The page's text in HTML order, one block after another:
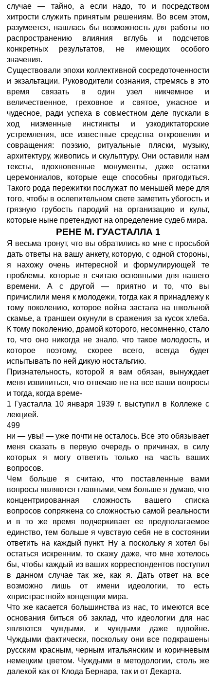
случае — тайно, а если надо, то и посредством
хитрости служить принятым решениям. Во всем этом,
разумеется, нашлась бы возможность для работы по
распространению влияния вглубь и подсчетов
конкретных результатов, не имеющих особого
значения.
Существовали эпохи коллективной сосредоточенности
и экзальтации. Руководители сознания, стремясь в это
время связать в один узел никчемное и
величественное, греховное и святое, ужасное и
чудесное, ради успеха в совместном деле пускали в
ход низменные инстинкты и узкодиктаторские
устремления, все известные средства откровения и
совращения: поэзию, ритуальные пляски, музыку,
архитектуру, живопись и скульптуру. Они оставили нам
тексты, вдохновенные монументы, даже остатки
церемониалов, которые еще способны пригодиться.
Такого рода пережитки послужат по меньшей мере для
того, чтобы в ослепительном свете заметить убогость и
грязную грубость пародий на организацию и культ,
которые ныне претендуют на определение судеб мира.
РЕНЕ М. ГУАСТАЛЛА 1
Я весьма тронут, что вы обратились ко мне с просьбой
дать ответы на вашу анкету, которую, с одной стороны,
я нахожу очень интересной и формулирующей те
проблемы, которые я считаю основными для нашего
времени. А с другой — приятно и то, что вы
причислили меня к молодежи, тогда как я принадлежу к
тому поколению, которое война застала на школьной
скамье, а траншеи окунули в сражения за кусок хлеба.
К тому поколению, драмой которого, несомненно, стало
то, что оно никогда не знало, что такое молодость, и
которое поэтому, скорее всего, всегда будет
испытывать по ней дикую ностальгию.
Признательность, которой я вам обязан, вынуждает
меня извиниться, что отвечаю не на все ваши вопросы
и тогда, когда време-
1 Гуасталла 10 января 1939 г. выступил в Коллеже с
лекцией.
499
ни — увы! — уже почти не осталось. Все это обязывает
меня сказать в первую очередь о причинах, в силу
которых я могу ответить только на часть ваших
вопросов.
Чем больше я считаю, что поставленные вами
вопросы являются главными, чем больше я думаю, что
концентрированная сложность вашего списка
вопросов сопряжена со сложностью самой реальности
и в то же время подчеркивает ее предполагаемое
единство, тем больше я чувствую себя не в состоянии
ответить на каждый пункт. Ну а поскольку я хотел бы
остаться искренним, то скажу даже, что мне хотелось
бы, чтобы каждый из ваших корреспондентов поступил
в данном случае так же, как я. Дать ответ на все
возможно лишь от имени идеологии, то есть
«пристрастной» концепции мира.
Что же касается большинства из нас, то имеются все
основания биться об заклад, что идеологии для нас
являются чуждыми, и чуждыми даже вдвойне.
Чуждыми фактически, поскольку они все подкрашены
русским красным, черным итальянским и коричневым
немецким цветом. Чуждыми в методологии, столь же
далекой как от Клода Бернара, так и от Декарта.